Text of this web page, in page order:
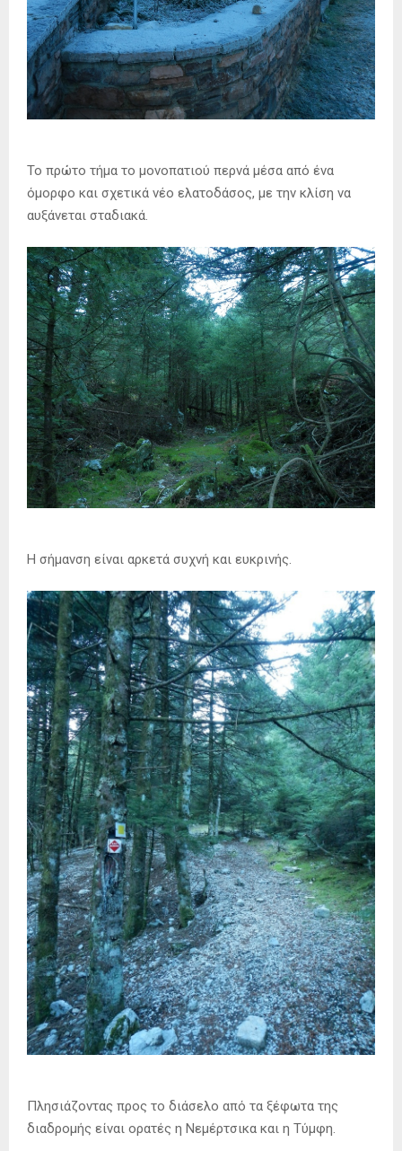
Το πρώτο τήμα το μονοπατιού περνά μέσα από ένα
όμορφο και σχετικά νέο ελατοδάσος, με την κλίση να
αυξάνεται σταδιακά.
Η σήμανση είναι αρκετά συχνή και ευκρινής.
Πλησιάζοντας προς το διάσελο από τα ξέφωτα της
διαδρομής είναι ορατές η Νεμέρτσικα και η Τύμφη.